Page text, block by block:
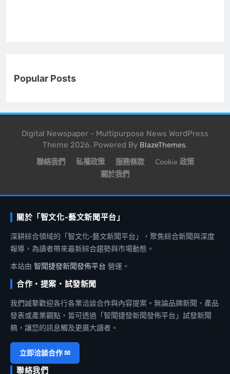
Popular Posts
Digital Newspaper - Multipurpose News WordPress
Theme 2026. Powered By BlazeThemes.
聯絡我們 私權政策 服務條款
Cookie 政策
關於我們
關於「智文化-藝文新聞平台」
深耕綜合領域的「智文化-藝文新聞平台」，聚焦綜合新聞與深度
報導，為讀者帶來最新綜合趨勢與市場動態。
本站由 智聞捷發新聞發佈平台 營運。
合作・提案・試發新聞
我們誠摯歡迎各行各業洽談合作與內容提案。無論品牌新聞、產品
發表或產業觀點，皆可透過「智聞捷發新聞發佈平台」試發新聞
稿，讓您的訊息觸及更廣大讀者。
立即洽談合作 ✉
聯絡我們